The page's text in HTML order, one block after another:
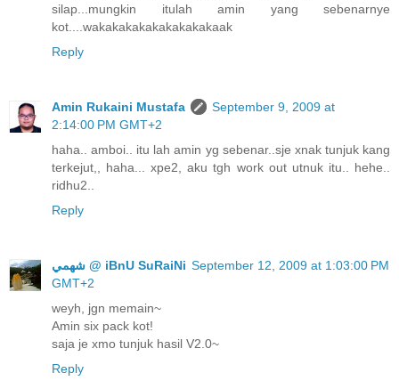
silap...mungkin itulah amin yang sebenarnye
kot....wakakakakakakakakakaak
Reply
Amin Rukaini Mustafa
September 9, 2009 at
2:14:00 PM GMT+2
haha.. amboi.. itu lah amin yg sebenar..sje xnak tunjuk kang
terkejut,, haha... xpe2, aku tgh work out utnuk itu.. hehe..
ridhu2..
Reply
ﺷﻬﻤﻲ @ iBnU SuRaiNi September 12, 2009 at 1:03:00 PM
GMT+2
weyh, jgn memain~
Amin six pack kot!
saja je xmo tunjuk hasil V2.0~
Reply